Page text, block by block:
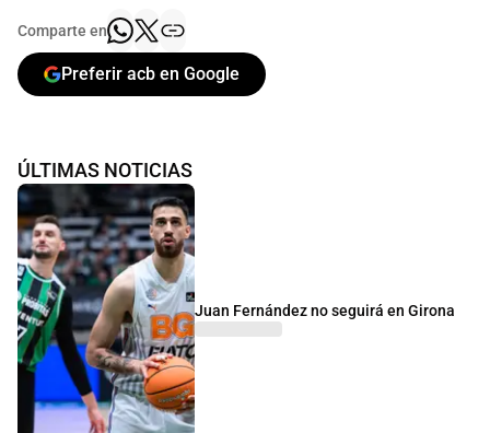
Comparte en
Preferir acb en Google
ÚLTIMAS NOTICIAS
Juan Fernández no seguirá en Girona